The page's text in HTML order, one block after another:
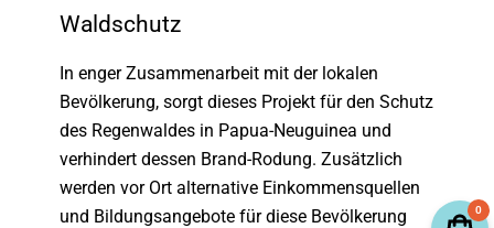
Waldschutz
In enger Zusammenarbeit mit der lokalen
Bevölkerung, sorgt dieses Projekt für den Schutz
des Regenwaldes in Papua-Neuguinea und
verhindert dessen Brand-Rodung. Zusätzlich
werden vor Ort alternative Einkommensquellen
und Bildungsangebote für diese Bevölkerung
0